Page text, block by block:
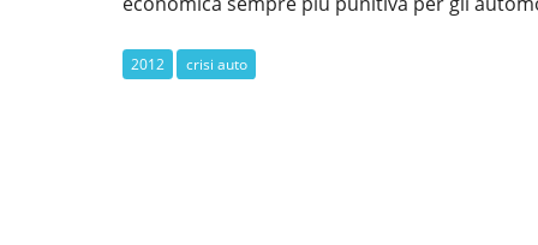
2012 crisi auto